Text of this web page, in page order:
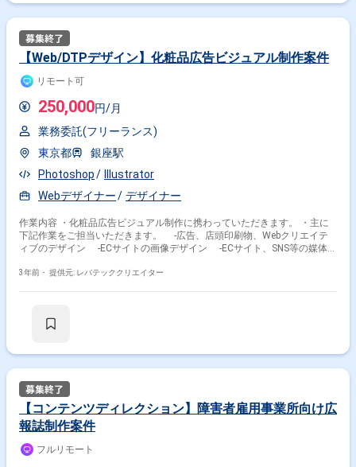
【Web/DTPデザイン】化粧品広告ビジュアル制作案件
リモート可
250,000円/月
業務委託(フリーランス)
東京都
銀座駅
Photoshop
Illustrator
Webデザイナー
デザイナー
作業内容 ・化粧品広告ビジュアル制作に携わっていただきます。 ・主に
下記作業をご担当いただきます。 -広告、店頭印刷物、Webクリエイテ
ィブのデザイン -ECサイトの画像デザイン -ECサイト、SNS等の媒体に
3年前・ 提供元: レバテッククリエイター
【コンテンツディレクション】障害者雇用事業所向け広
報誌制作案件
フルリモート